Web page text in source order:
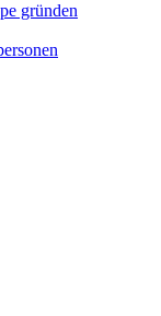
gründen